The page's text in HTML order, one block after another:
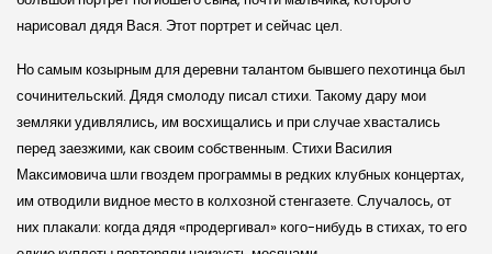
нарисовал дядя Вася. Этот портрет и сейчас цел.
Но самым козырным для деревни талантом бывшего пехотинца был
сочинительский. Дядя смолоду писал стихи. Такому дару мои
земляки удивлялись, им восхищались и при случае хвастались
перед заезжими, как своим собственным. Стихи Василия
Максимовича шли гвоздем программы в редких клубных концертах,
им отводили видное место в колхозной стенгазете. Случалось, от
них плакали: когда дядя «продергивал» кого-нибудь в стихах, то его